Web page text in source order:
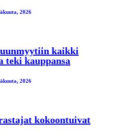
2026
kaikki
teki kauppansa
2026
kokoontuivat